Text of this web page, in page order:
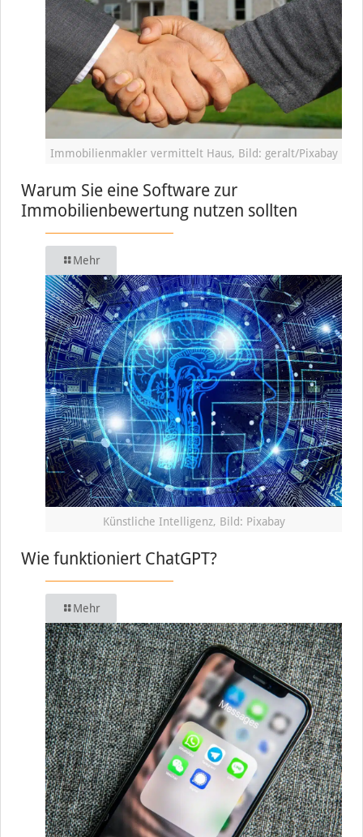
Immobilienmakler vermittelt Haus, Bild: geralt/Pixabay
Warum Sie eine Software zur
Immobilienbewertung nutzen sollten
Mehr
Künstliche Intelligenz, Bild: Pixabay
Wie funktioniert ChatGPT?
Mehr